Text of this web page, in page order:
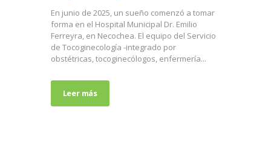
En junio de 2025, un sueño comenzó a tomar
forma en el Hospital Municipal Dr. Emilio
Ferreyra, en Necochea. El equipo del Servicio
de Tocoginecología -integrado por
obstétricas, tocoginecólogos, enfermería...
Leer más